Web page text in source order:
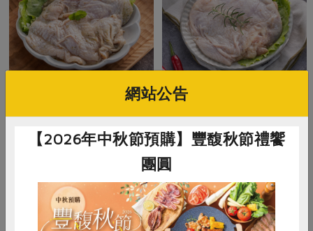
正)-200g/包
冷凍
御正食品股份有限公司
正)-200g/包
200公克
葷 冷凍
$128
網站公告
【2026年中秋節預購】豐馥秋節禮饗
團圓